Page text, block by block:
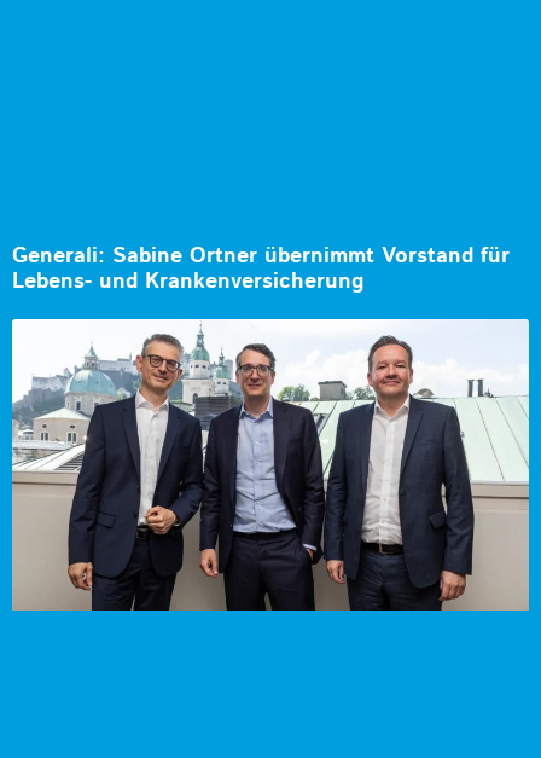
Generali: Sabine Ortner übernimmt Vorstand für
Lebens- und Krankenversicherung